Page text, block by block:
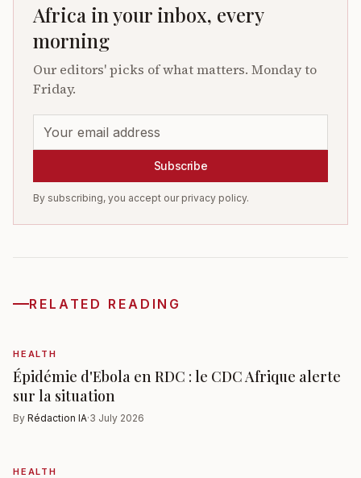
Africa in your inbox, every
morning
Our editors' picks of what matters. Monday to
Friday.
Subscribe
By subscribing, you accept our privacy policy.
RELATED READING
HEALTH
Épidémie d'Ebola en RDC : le CDC Afrique alerte
sur la situation
By Rédaction IA·3 July 2026
HEALTH